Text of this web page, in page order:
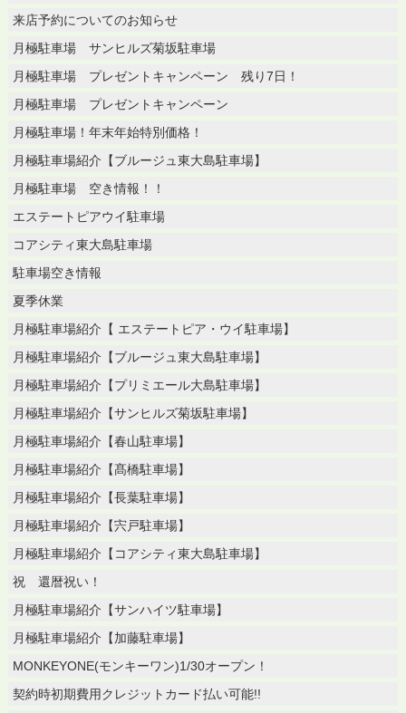
来店予約についてのお知らせ
月極駐車場 サンヒルズ菊坂駐車場
月極駐車場 プレゼントキャンペーン 残り7日！
月極駐車場 プレゼントキャンペーン
月極駐車場！年末年始特別価格！
月極駐車場紹介【ブルージュ東大島駐車場】
月極駐車場 空き情報！！
エステートピアウイ駐車場
コアシティ東大島駐車場
駐車場空き情報
夏季休業
月極駐車場紹介【 エステートピア・ウイ駐車場】
月極駐車場紹介【ブルージュ東大島駐車場】
月極駐車場紹介【プリミエール大島駐車場】
月極駐車場紹介【サンヒルズ菊坂駐車場】
月極駐車場紹介【春山駐車場】
月極駐車場紹介【髙橋駐車場】
月極駐車場紹介【長葉駐車場】
月極駐車場紹介【宍戸駐車場】
月極駐車場紹介【コアシティ東大島駐車場】
祝 還暦祝い！
月極駐車場紹介【サンハイツ駐車場】
月極駐車場紹介【加藤駐車場】
MONKEYONE(モンキーワン)1/30オープン！
契約時初期費用クレジットカード払い可能!!